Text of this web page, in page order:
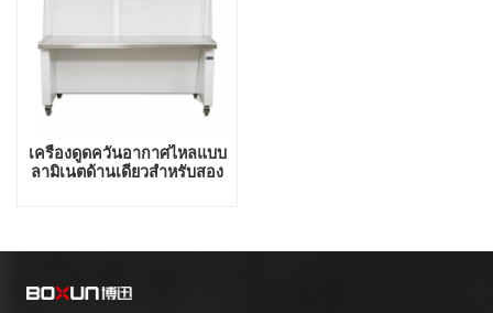
เครื่องดูดควันอากาศไหลแบบ
ลามิเนตด้านเดียวสำหรับสอง